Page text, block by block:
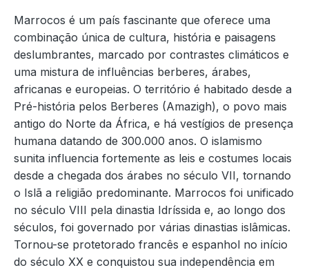
Marrocos é um país fascinante que oferece uma
combinação única de cultura, história e paisagens
deslumbrantes, marcado por contrastes climáticos e
uma mistura de influências berberes, árabes,
africanas e europeias. O território é habitado desde a
Pré-história pelos Berberes (Amazigh), o povo mais
antigo do Norte da África, e há vestígios de presença
humana datando de 300.000 anos. O islamismo
sunita influencia fortemente as leis e costumes locais
desde a chegada dos árabes no século VII, tornando
o Islã a religião predominante. Marrocos foi unificado
no século VIII pela dinastia Idríssida e, ao longo dos
séculos, foi governado por várias dinastias islâmicas.
Tornou-se protetorado francês e espanhol no início
do século XX e conquistou sua independência em